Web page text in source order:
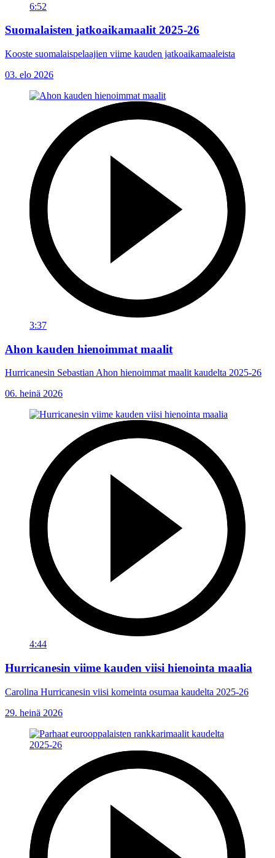
6:52
Suomalaisten jatkoaikamaalit 2025-26
Kooste suomalaispelaajien viime kauden jatkoaikamaaleista
03. elo 2026
3:37
Ahon kauden hienoimmat maalit
Hurricanesin Sebastian Ahon hienoimmat maalit kaudelta 2025-26
06. heinä 2026
4:44
Hurricanesin viime kauden viisi hienointa maalia
Carolina Hurricanesin viisi komeinta osumaa kaudelta 2025-26
29. heinä 2026